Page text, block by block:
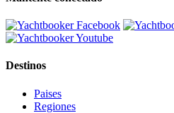
Destinos
Paises
Regiones